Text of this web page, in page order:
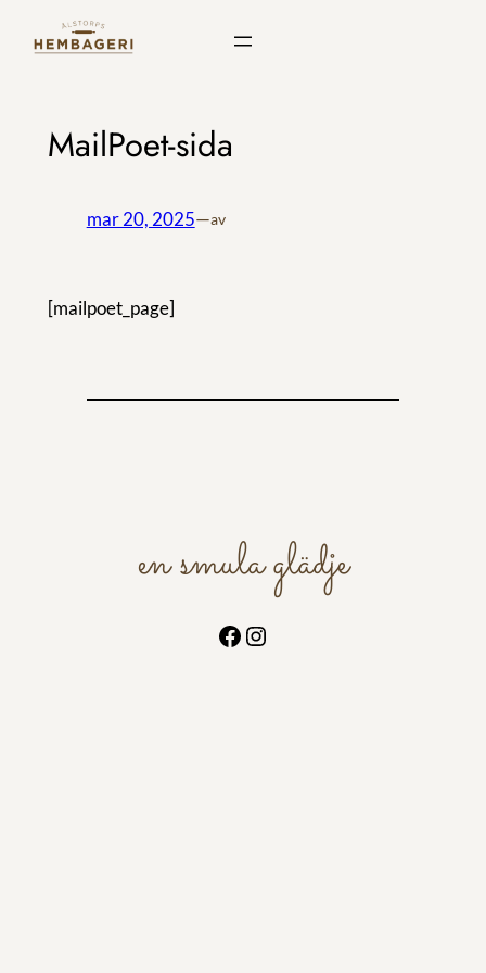
MailPoet-sida
mar 20, 2025—av
[mailpoet_page]
en smula glädje
Facebook
Instagram